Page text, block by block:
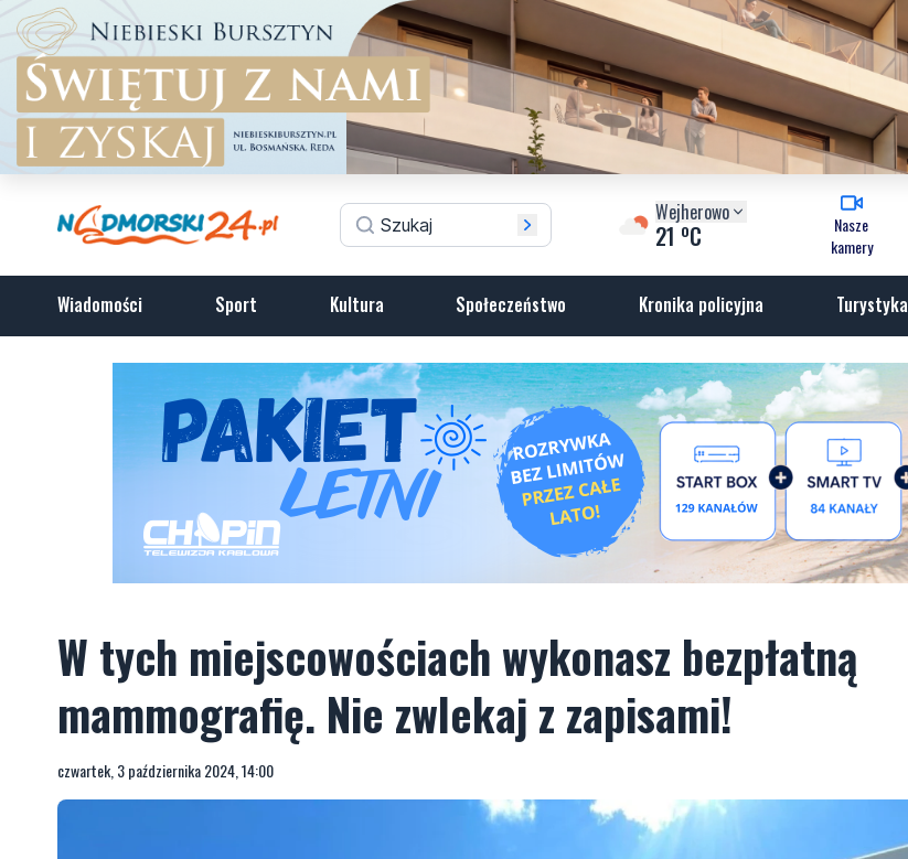
Wejherowo
21 oC
Nasze
kamery
Wiadomości Sport Kultura Społeczeństwo Kronika policyjna Turystyka
W tych miejscowościach wykonasz bezpłatną
mammografię. Nie zwlekaj z zapisami!
czwartek, 3 października 2024, 14:00